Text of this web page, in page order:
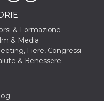
& Formazione
& Media
Fiere, Congressi
& Benessere